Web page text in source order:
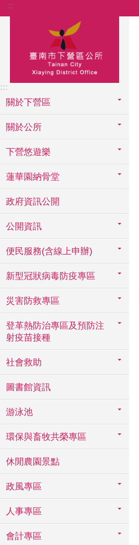
跳到主要內容區塊
:::
:::
關於下營區
關於公所
下營悠遊樂
蓮華園納骨堂
政府資訊公開
公開資訊
便民服務(含線上申辦)
新型冠狀病毒防疫專區
災害防救專區
登革熱防治專區及預防注
射疫苗接種
社會救助
圖書館資訊
游泳池
環保與畜牧共榮專區
休閒農園景點
政風專區
人事專區
會計專區